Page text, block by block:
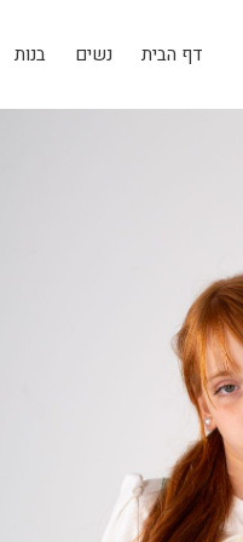
דף הבית נשים בנות